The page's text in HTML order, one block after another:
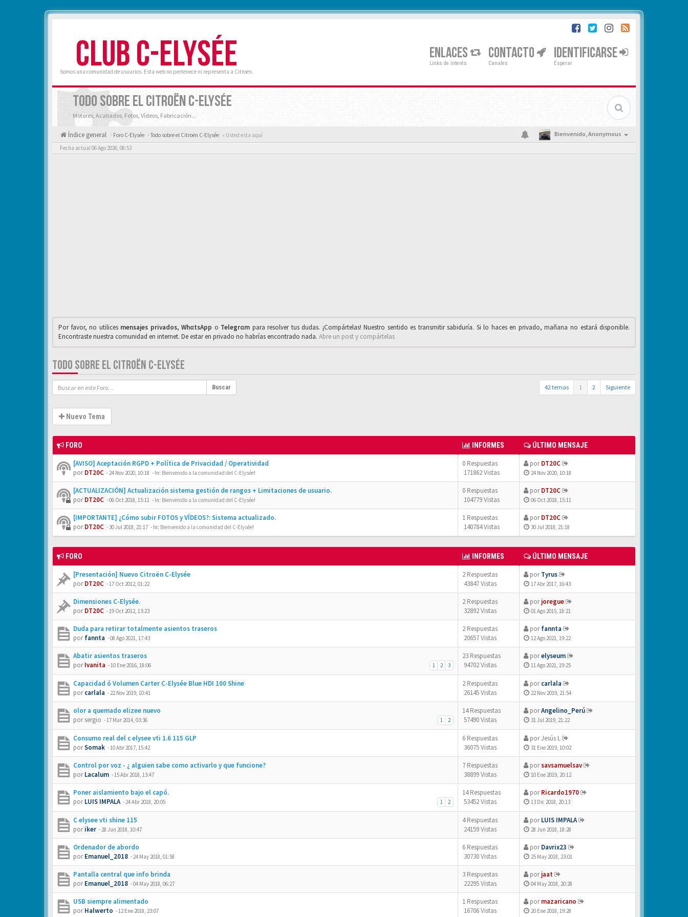
CLUB C-ELYSÉE
Somos una comunidad de usuarios. Esta web no pertenece ni representa a Citroën.
ENLACES
Links de interés
CONTACTO
Canales
IDENTIFICARSE
Esperar
TODO SOBRE EL CITROËN C-ELYSÉE
Motores, Acabados, Fotos, Vídeos, Fabricación...
Índice general Foro C-Elysée Todo sobre el Citroën C-Elysée « Usted esta aquí Bienvenido,Anonymous
Fecha actual 06 Ago 2026, 08:53
Por favor, no utilices mensajes privados,WhαtsApp o Telegrαm para resolver tus dudas. ¡Compártelas! Nuestro sentido es transmitir sabiduría. Si lo haces en privado, mañana no estará disponible.
Encontraste nuestra comunidad en internet. De estar en privado no habrías encontrado nada. Abre un post y compártelas
TODO SOBRE EL CITROËN C-ELYSÉE
Buscar 42 temas 1 2 Siguiente
Nuevo Tema
FORO INFORMES ÚLTIMO MENSAJE
[AVISO] Aceptación RGPD + Política de Privacidad / Operatividad
porDT20C -24 Nov 2020, 10:18 - In: Bienvenido a la comunidad del C-Elysée!
0 Respuestas
171862 Vistas
porDT20C
24 Nov 2020, 10:18
[ACTUALIZACIÓN] Actualización sistema gestión de rangos + Limitaciones de usuario.
porDT20C -06 Oct 2018, 15:11 - In: Bienvenido a la comunidad del C-Elysée!
0 Respuestas
104779 Vistas
porDT20C
06 Oct 2018, 15:11
[IMPORTANTE] ¿Cómo subir FOTOS y VÍDEOS?: Sistema actualizado.
porDT20C -30 Jul 2018, 21:17 - In: Bienvenido a la comunidad del C-Elysée!
1 Respuestas
140784 Vistas
porDT20C
30 Jul 2018, 21:18
FORO INFORMES ÚLTIMO MENSAJE
[Presentación] Nuevo Citroën C-Elysée
porDT20C -17 Oct 2012, 01:22
2 Respuestas
43847 Vistas
porTyrus
17 Abr 2017, 16:43
Dimensiones C-Elysée.
porDT20C -19 Oct 2012, 13:23
2 Respuestas
32892 Vistas
porjoregue
01 Ago 2015, 18:21
Duda para retirar totalmente asientos traseros
porfannta -08 Ago 2021, 17:43
2 Respuestas
20657 Vistas
porfannta
12 Ago 2021, 19:22
Abatir asientos traseros
1 2 3
porIvanita -10 Ene 2016, 18:06
23 Respuestas
94702 Vistas
porelyseum
11 Ago 2021, 19:25
Capacidad ó Volumen Carter C-Elysée Blue HDI 100 Shine
porcarlala -22 Nov 2019, 10:41
2 Respuestas
26145 Vistas
porcarlala
22 Nov 2019, 21:54
olor a quemado elizee nuevo
1 2
porsergio -17 Mar 2014, 03:36
14 Respuestas
57490 Vistas
porAngelino_Perú
31 Jul 2019, 21:22
Consumo real del c elysee vti 1.6 115 GLP
porSomak -10 Abr 2017, 15:42
6 Respuestas
36075 Vistas
porJesús L
31 Ene 2019, 10:02
Control por voz - ¿ alguien sabe como activarlo y que funcione?
porLacalum -15 Abr 2018, 13:47
7 Respuestas
38899 Vistas
porsavsamuelsav
10 Ene 2019, 20:12
Poner aislamiento bajo el capó.
1 2
porLUIS IMPALA -24 Abr 2018, 20:05
14 Respuestas
53452 Vistas
porRicardo1970
13 Dic 2018, 20:13
C elysee vti shine 115
poriker -28 Jun 2018, 10:47
4 Respuestas
24159 Vistas
porLUIS IMPALA
28 Jun 2018, 18:28
Ordenador de abordo
porEmanuel_2018 -24 May 2018, 01:58
6 Respuestas
30730 Vistas
porDavrix23
25 May 2018, 23:01
Pantalla central que info brinda
porEmanuel_2018 -04 May 2018, 06:27
3 Respuestas
22295 Vistas
porjaat
04 May 2018, 20:28
USB siempre alimentado
porHalwerto -12 Ene 2018, 23:07
1 Respuestas
16706 Vistas
pormazaricano
20 Ene 2018, 19:28